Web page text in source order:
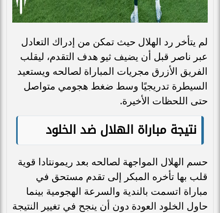
لم يتأخر رد الهلال حيث تمكن من إدراك التعادل
عبر ناصر قبل أن يضيف ثيو هدف التقدم، ليقلب
الفريق الأزرق مجريات المباراة لصالحه ويستعيد
السيطرة تدريجيًا وسط ضغط هجومي متواصل
حتى اللحظات الأخيرة.
نتيجة مباراة الهلال ضد الخلود
حسم الهلال المواجهة لصالحه بعد ريمونتادا قوية
قلب بها تأخره المبكر إلى تقدم مستحق في
مباراة اتسمت بالندية والسرعة الهجومية بينما
حاول الخلود العودة دون أن ينجح في تغيير النتيجة